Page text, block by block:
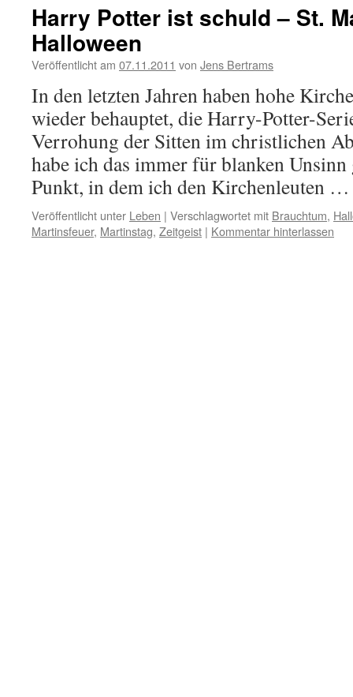
Harry Potter ist schuld – St.
Halloween
Veröffentlicht am 07.11.2011 von Jens Bertrams
In den letzten Jahren haben hohe
wieder behauptet, die Harry-Potter-
Verrohung der Sitten im christlichen
habe ich das immer für blanken
Punkt, in dem ich den Kirchenleuten
Veröffentlicht unter Leben | Verschlagwortet mit Brauchtum,
Martinsfeuer, Martinstag, Zeitgeist | Kommentar hinterlassen